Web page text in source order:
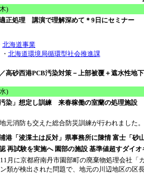
)
正処理 講演で理解深めて＊9日にセミナー
北海道事業
北海道環境局循環型社会推進課
高砂西港PCB汚染対策－上部被覆＋遮水性地
)
染」想定し訓練 来春稼働の室蘭の処理施設
元消防も交えた総合防災訓練が行われました。
港「浚渫土は反対」県事務所に陳情 富士「砂
再試験を実施へ 園部の施設 基準値超すダイオ
月に京都府南丹市園部町の廃棄物処理会社「
類が検出された問題で、地元の川辺地区の区